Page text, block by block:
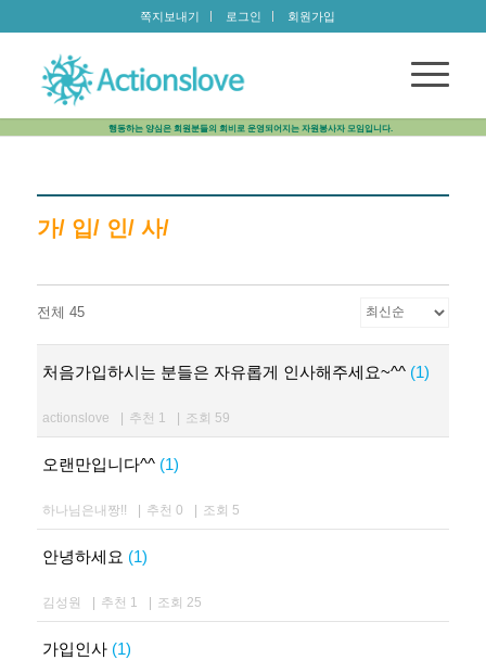
쪽지보내기 로그인 회원가입
행동하는 양심은 회원분들의 회비로 운영되어지는 자원봉사자 모임입니다.
가/ 입/ 인/ 사/
전체 45
처음가입하시는 분들은 자유롭게 인사해주세요~^^ (1)
actionslove | 추천 1 | 조회 59
오랜만입니다^^ (1)
하나님은내짱!! | 추천 0 | 조회 5
안녕하세요 (1)
김성원 | 추천 1 | 조회 25
가입인사 (1)